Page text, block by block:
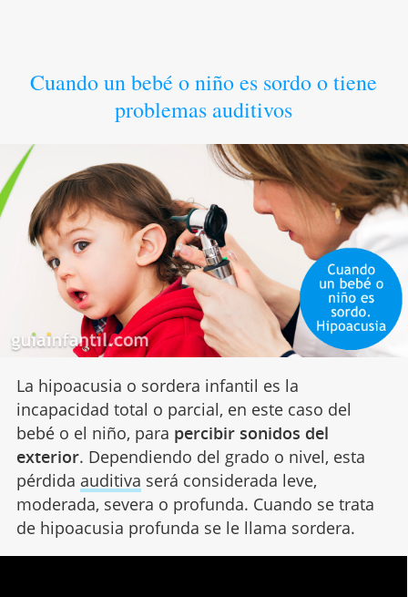
Cuando un bebé o niño es sordo o tiene
problemas auditivos
La hipoacusia o sordera infantil es la
incapacidad total o parcial, en este caso del
bebé o el niño, para percibir sonidos del
exterior. Dependiendo del grado o nivel, esta
pérdida auditiva será considerada leve,
moderada, severa o profunda. Cuando se trata
de hipoacusia profunda se le llama sordera.